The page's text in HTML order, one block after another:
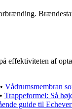
effektiviteten af
• Vådrumsmembran
• Trappeformel: Så
guide til